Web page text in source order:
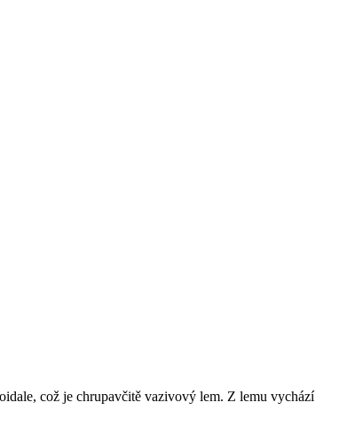
což je chrupavčitě vazivový lem. Z lemu vychází